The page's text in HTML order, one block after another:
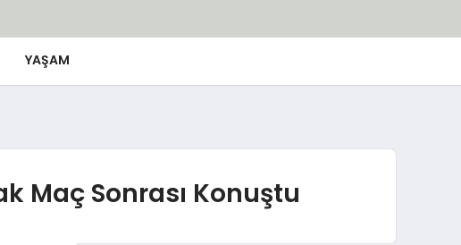
YAŞAM
Maç Sonrası Konuştu